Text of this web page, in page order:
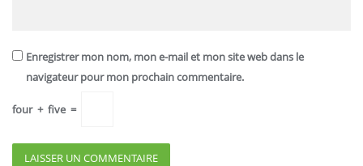
Enregistrer mon nom, mon e-mail et mon site web dans le
navigateur pour mon prochain commentaire.
four + five =